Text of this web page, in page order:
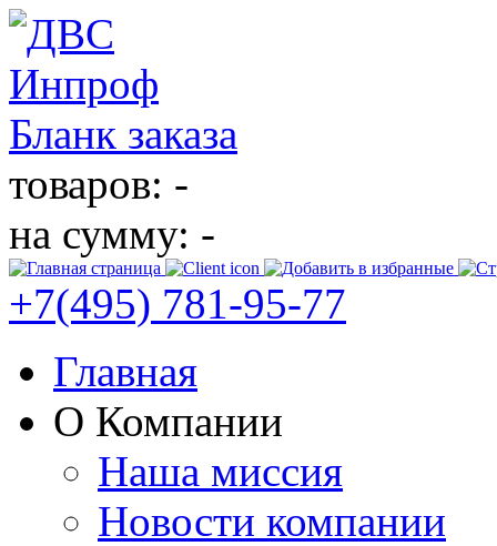
Бланк заказа
товаров: -
на сумму: -
+7(495) 781-95-77
Главная
О Компании
Наша миссия
Новости компании